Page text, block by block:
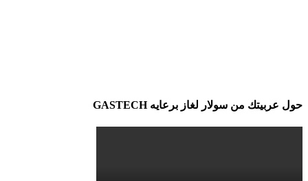
حول عربيتك من سولار لغاز برعايه GASTECH